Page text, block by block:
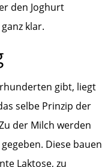
den Joghurt
klar.
gibt, liegt
selbe Prinzip der
der Milch werden
Diese bauen
Laktose, zu